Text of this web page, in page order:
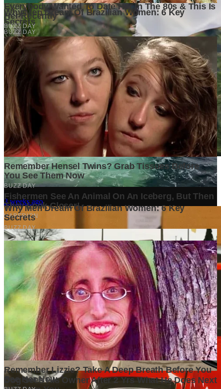
Indonesia Memiliki Ribuan Peluang Investasi, tetapi Tidak
Semuanya Layak Dibiayai
3 weeks ago